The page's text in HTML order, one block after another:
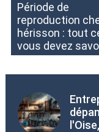
Période de
reproduction
hérisson : tout
vous devez